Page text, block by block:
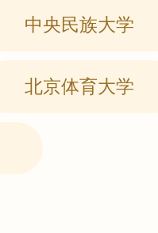
中央民族大学
北京体育大学